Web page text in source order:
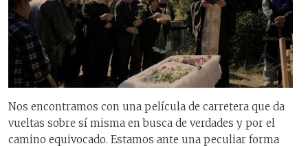
Nos encontramos con una película de carretera que da
vueltas sobre sí misma en busca de verdades y por el
camino equivocado. Estamos ante una peculiar forma